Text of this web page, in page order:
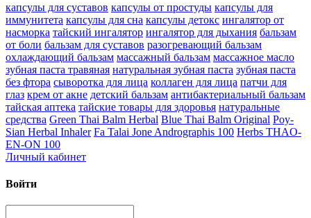
капсулы для суставов капсулы от простуды капсулы для
иммунитета капсулы для сна капсулы детокс ингалятор от
насморка тайский ингалятор ингалятор для дыхания бальзам
от боли бальзам для суставов разогревающий бальзам
охлаждающий бальзам массажный бальзам массажное масло
зубная паста травяная натуральная зубная паста зубная паста
без фтора сыворотка для лица коллаген для лица патчи для
глаз крем от акне детский бальзам антибактериальный бальзам
тайская аптека тайские товары для здоровья натуральные
средства Green Thai Balm Herbal Blue Thai Balm Original Poy-
Sian Herbal Inhaler Fa Talai Jone Andrographis 100 Herbs THAO-
EN-ON 100
Личный кабинет
Войти